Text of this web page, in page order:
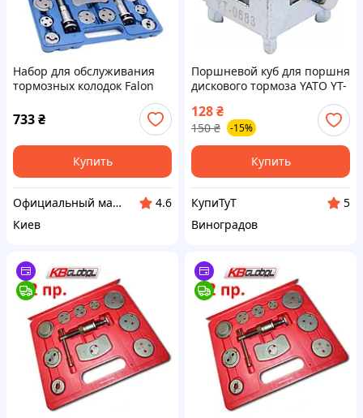
Набор для обслуживания
тормозных колодок Falon
733₴
Купить
Официальный магазин Kraft&Dele🛠
4.6
Киев
Поршневой куб для поршня
дискового тормоза YATO YT-
128₴
150 ₴ -15%
Купить
КупиТуТ
5
Виноградов